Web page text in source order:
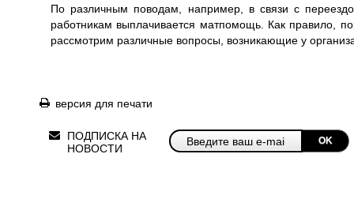
По различным поводам, например, в связи с
работникам выплачивается матпомощь. Как правило,
рассмотрим различные вопросы, возникающие у
версия для печати
ПОДПИСКА НА
НОВОСТИ
OK